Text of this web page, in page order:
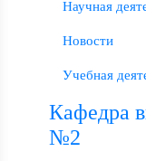
Научная
Новости
Учебная
Кафедра
№2